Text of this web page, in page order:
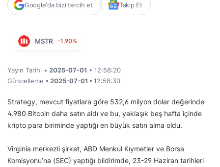
Google'da bizi tercih et Takip Et
MSTR -1,90%
Yayın Tarihi • 2025-07-01 • 12:58:20
Güncelleme • 2025-07-01 • 12:58:30
Strategy, mevcut fiyatlara göre 532,6 milyon dolar değerinde
4.980 Bitcoin daha satın aldı ve bu, yaklaşık beş hafta içinde
kripto para biriminde yaptığı en büyük satın alma oldu.
Virginia merkezli şirket, ABD Menkul Kıymetler ve Borsa
Komisyonu’na (SEC) yaptığı bildirimde, 23-29 Haziran tarihleri